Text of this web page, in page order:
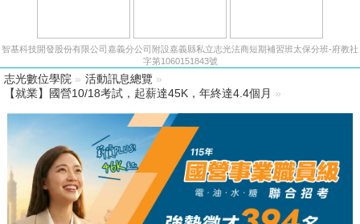
智基科技開發股份有限公司嘉義分公司附設嘉義縣私立志光法商短期補習班太保分班-府教社
字第1060151843號
志光數位學院 » 活動訊息總覽 »
【就業】國營10/18考試，起薪達45K，年終達4.4個月 »